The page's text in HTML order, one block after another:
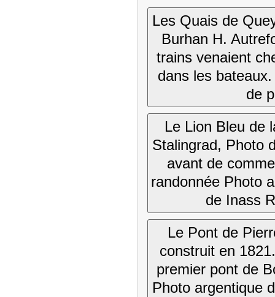
Les Quais de
Burhan H.
trains venaient
dans les bateaux.
de
Le Lion Bleu de
Stalingrad, Photo
avant de
randonnée Photo
de Inass
Le Pont de
construit en
premier pont de
Photo argentique